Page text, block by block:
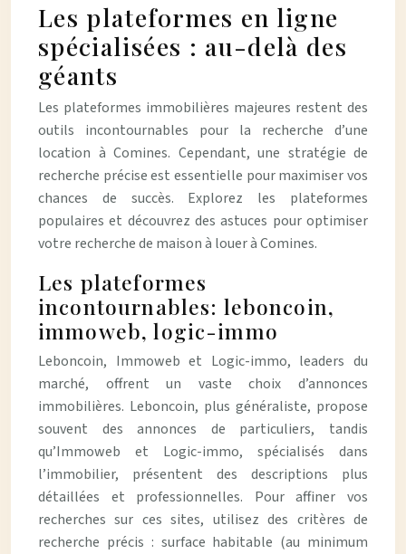
Les plateformes en ligne
spécialisées : au-delà des
géants
Les plateformes immobilières majeures restent des
outils incontournables pour la recherche d’une
location à Comines. Cependant, une stratégie de
recherche précise est essentielle pour maximiser vos
chances de succès. Explorez les plateformes
populaires et découvrez des astuces pour optimiser
votre recherche de maison à louer à Comines.
Les plateformes
incontournables: leboncoin,
immoweb, logic-immo
Leboncoin, Immoweb et Logic-immo, leaders du
marché, offrent un vaste choix d’annonces
immobilières. Leboncoin, plus généraliste, propose
souvent des annonces de particuliers, tandis
qu’Immoweb et Logic-immo, spécialisés dans
l’immobilier, présentent des descriptions plus
détaillées et professionnelles. Pour affiner vos
recherches sur ces sites, utilisez des critères de
recherche précis : surface habitable (au minimum